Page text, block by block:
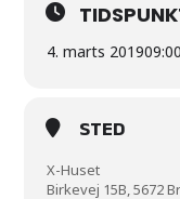
4. marts 201909:00
STED
X-Huset
Birkevej 15B, 5672